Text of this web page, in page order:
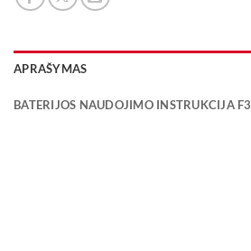
APRAŠYMAS
BATERIJOS NAUDOJIMO INSTRUKCIJA F3